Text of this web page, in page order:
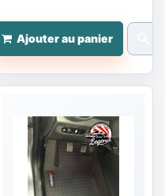
Ajouter au panier